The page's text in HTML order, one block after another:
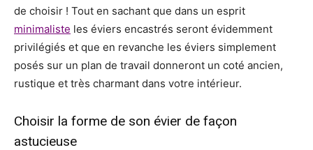
de choisir ! Tout en sachant que dans un esprit
minimaliste les éviers encastrés seront évidemment
privilégiés et que en revanche les éviers simplement
posés sur un plan de travail donneront un coté ancien,
rustique et très charmant dans votre intérieur.
Choisir la forme de son évier de façon
astucieuse